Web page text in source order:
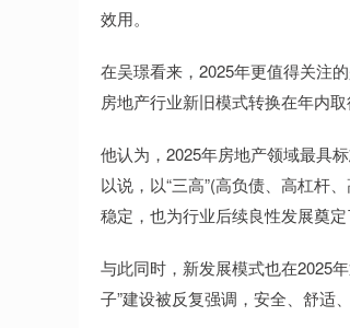
效用。
在吴璟看来，2025年更值得关注
房地产行业新旧模式转换在年内
他认为，2025年房地产领域最具
以说，以“三高”(高负债、高杠杆
稳定，也为行业后续良性发展奠定
与此同时，新发展模式也在2025
子”建设被反复强调，安全、舒适